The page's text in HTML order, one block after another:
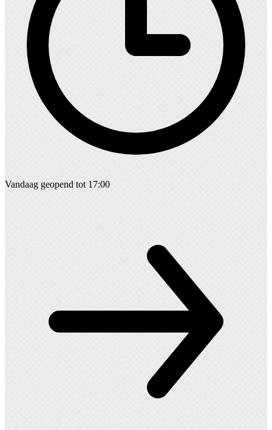
Vandaag geopend tot 17:00